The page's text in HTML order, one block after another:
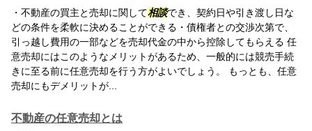
・不動産の買主と売却に関して相談でき、契約日や引き渡し日な
どの条件を柔軟に決めることができる・債権者との交渉次第で、
引っ越し費用の一部などを売却代金の中から控除してもらえる 任
意売却にはこのようなメリットがあるため、一般的には競売手続
きに至る前に任意売却を行う方がよいでしょう。 もっとも、任意
売却にもデメリットが...
不動産の任意売却とは